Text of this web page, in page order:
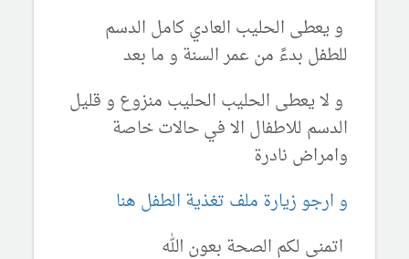
و يعطى الحليب العادي كامل الدسم
للطفل بدءً من عمر السنة و ما بعد
و لا يعطى الحليب الحليب منزوع و قليل
الدسم للاطفال الا في حالات خاصة
وامراض نادرة
و ارجو زيارة ملف تغذية الطفل هنا
اتمنى لكم الصحة بعون الله